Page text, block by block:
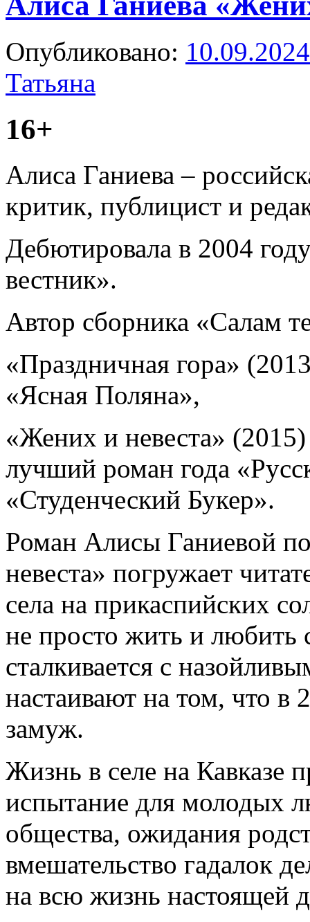
Опубликовано: 10.09.2024
Татьяна
16+
Алиса Ганиева –
критик, публицист и
Дебютировала в 2004
вестник».
Автор сборника «Салам
«Праздничная гора»
«Ясная Поляна»,
«Жених и невеста»
лучший роман года
«Студенческий Букер».
Роман Алисы Ганиевой
невеста» погружает
села на прикаспийских
не просто жить и любить
сталкивается с
настаивают на том, что в
замуж.
Жизнь в селе на Кавказе
испытание для молодых
общества, ожидания
вмешательство гадалок
на всю жизнь настоящей